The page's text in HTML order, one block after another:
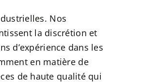
Nos
la discrétion et
d’expérience dans les
en matière de
de haute qualité qui